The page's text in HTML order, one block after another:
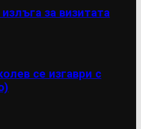
за визитата
се изгаври с